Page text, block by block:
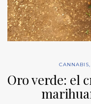
CANNABIS,
Oro verde: el